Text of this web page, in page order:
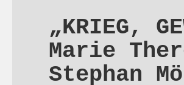
„KRIEG,
Marie
Stephan